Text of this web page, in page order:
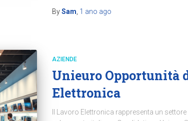
BySam 1 ano ago
AZIENDE
Unieuro Opportunità
Elettronica
Il Lavoro Elettronica rappresenta un